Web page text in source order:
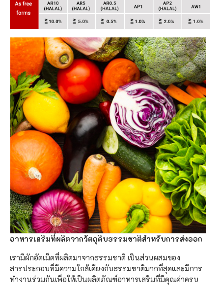
อาหารเสริมที่ผลิตจากวัตถุดิบธรรมชาติสำหรับการส่งออก
เรามีผักอัดเม็ดที่ผลิตมาจากธรรมชาติ เป็นส่วนผสมของ
สารประกอบที่มีความใกล้เคียงกับธรรมชาติมากที่สุดและมีการ
ทำงานร่วมกันเพื่อให้เป็นผลิตภัณฑ์อาหารเสริมที่มีคุณค่าครบ